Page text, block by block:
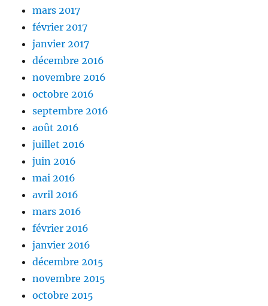
mars 2017
février 2017
janvier 2017
décembre 2016
novembre 2016
octobre 2016
septembre 2016
août 2016
juillet 2016
juin 2016
mai 2016
avril 2016
mars 2016
février 2016
janvier 2016
décembre 2015
novembre 2015
octobre 2015